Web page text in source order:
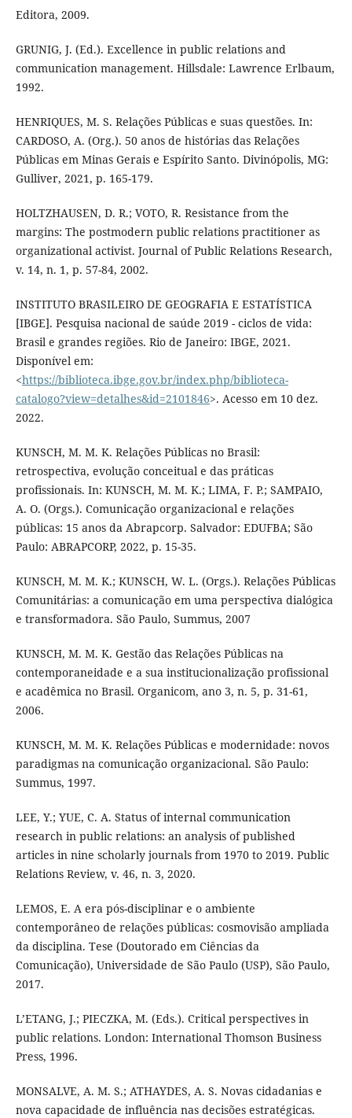
Editora, 2009.
GRUNIG, J. (Ed.). Excellence in public relations and
communication management. Hillsdale: Lawrence Erlbaum,
1992.
HENRIQUES, M. S. Relações Públicas e suas questões. In:
CARDOSO, A. (Org.). 50 anos de histórias das Relações
Públicas em Minas Gerais e Espírito Santo. Divinópolis, MG:
Gulliver, 2021, p. 165-179.
HOLTZHAUSEN, D. R.; VOTO, R. Resistance from the
margins: The postmodern public relations practitioner as
organizational activist. Journal of Public Relations Research,
v. 14, n. 1, p. 57-84, 2002.
INSTITUTO BRASILEIRO DE GEOGRAFIA E ESTATÍSTICA
[IBGE]. Pesquisa nacional de saúde 2019 - ciclos de vida:
Brasil e grandes regiões. Rio de Janeiro: IBGE, 2021.
Disponível em:
<https://biblioteca.ibge.gov.br/index.php/biblioteca-
catalogo?view=detalhes&id=2101846>. Acesso em 10 dez.
2022.
KUNSCH, M. M. K. Relações Públicas no Brasil:
retrospectiva, evolução conceitual e das práticas
profissionais. In: KUNSCH, M. M. K.; LIMA, F. P.; SAMPAIO,
A. O. (Orgs.). Comunicação organizacional e relações
públicas: 15 anos da Abrapcorp. Salvador: EDUFBA; São
Paulo: ABRAPCORP, 2022, p. 15-35.
KUNSCH, M. M. K.; KUNSCH, W. L. (Orgs.). Relações Públicas
Comunitárias: a comunicação em uma perspectiva dialógica
e transformadora. São Paulo, Summus, 2007
KUNSCH, M. M. K. Gestão das Relações Públicas na
contemporaneidade e a sua institucionalização profissional
e acadêmica no Brasil. Organicom, ano 3, n. 5, p. 31-61,
2006.
KUNSCH, M. M. K. Relações Públicas e modernidade: novos
paradigmas na comunicação organizacional. São Paulo:
Summus, 1997.
LEE, Y.; YUE, C. A. Status of internal communication
research in public relations: an analysis of published
articles in nine scholarly journals from 1970 to 2019. Public
Relations Review, v. 46, n. 3, 2020.
LEMOS, E. A era pós-disciplinar e o ambiente
contemporâneo de relações públicas: cosmovisão ampliada
da disciplina. Tese (Doutorado em Ciências da
Comunicação), Universidade de São Paulo (USP), São Paulo,
2017.
L’ETANG, J.; PIECZKA, M. (Eds.). Critical perspectives in
public relations. London: International Thomson Business
Press, 1996.
MONSALVE, A. M. S.; ATHAYDES, A. S. Novas cidadanias e
nova capacidade de influência nas decisões estratégicas.